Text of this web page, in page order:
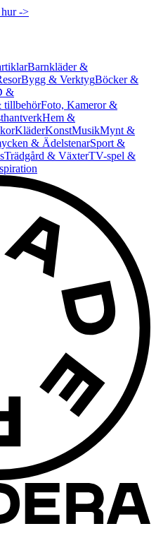
->
Barnkläder &
Bygg & VerktygBöcker &
&
tillbehörFoto, Kameror &
Hem &
KläderKonstMusikMynt &
& ÄdelstenarSport &
Trädgård & VäxterTV-spel &